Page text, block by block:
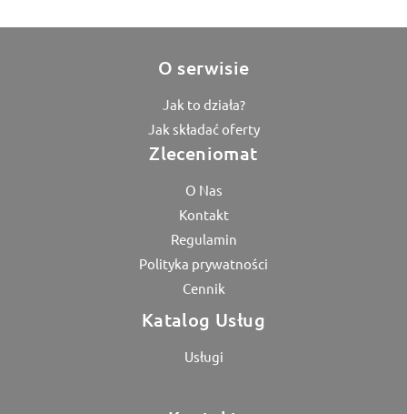
O serwisie
Jak to działa?
Jak składać oferty
Zleceniomat
O Nas
Kontakt
Regulamin
Polityka prywatności
Cennik
Katalog Usług
Usługi